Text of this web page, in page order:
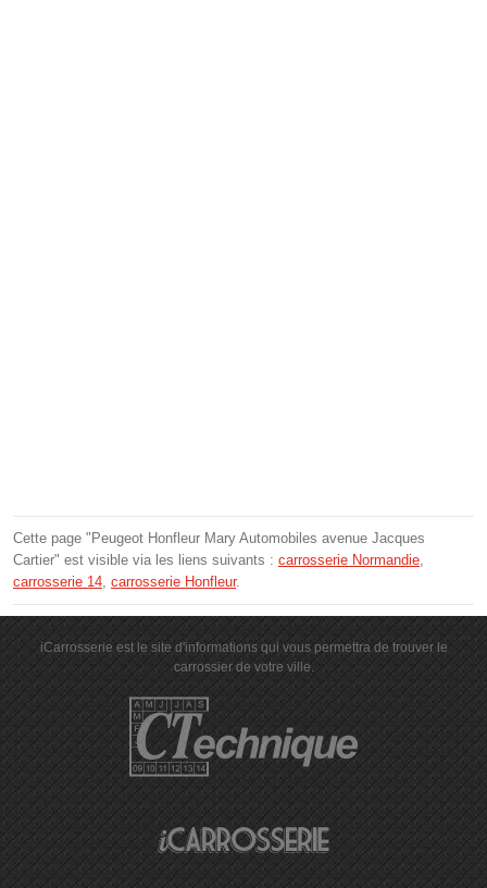
Cette page "Peugeot Honfleur Mary Automobiles avenue Jacques
Cartier" est visible via les liens suivants : carrosserie Normandie,
carrosserie 14, carrosserie Honfleur.
iCarrosserie est le site d'informations qui vous permettra de trouver le
carrossier de votre ville.